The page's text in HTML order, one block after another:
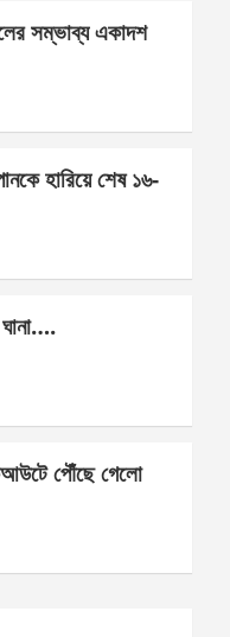
সম্ভাব্য একাদশ
হারিয়ে শেষ ১৬-
পৌঁছে গেলো